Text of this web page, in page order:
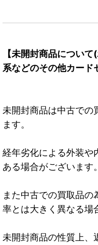
【未開封商品につい
系などのその他カード
未開封商品は中古での
ます。
経年劣化による外装や
ある場合がございます。
また中古での買取品の
率とは大きく異なる場
未開封商品の性質上、